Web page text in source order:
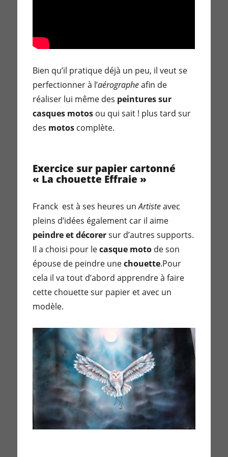
Bien qu’il pratique déjà un peu, il veut se
perfectionner à l’aérographeafin de
réaliser lui même des peintures sur
casques motos ou qui sait ! plus tard sur
des motos complète.
Exercice sur papier cartonné
« La chouette Effraie »
Franck est à ses heures unArtisteavec
pleins d’idées également car il aime
peindre et décorersur d’autres supports.
Il a choisi pour lecasque moto de son
épouse de peindre unechouette.Pour
cela il va tout d’abord apprendre à faire
cette chouette sur papier et avec un
modèle.